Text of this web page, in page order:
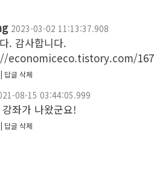
2023-03-02 11:13:37.908
. 감사합니다.
economiceco.tistory.com/
답글 삭제
08-15 03:44:05.999
좌가 나왔군요!
답글 삭제